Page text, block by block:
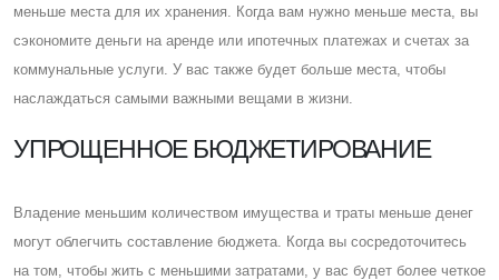
меньше места для их хранения. Когда вам нужно меньше места, вы
сэкономите деньги на аренде или ипотечных платежах и счетах за
коммунальные услуги. У вас также будет больше места, чтобы
наслаждаться самыми важными вещами в жизни.
УПРОЩЕННОЕ БЮДЖЕТИРОВАНИЕ
Владение меньшим количеством имущества и траты меньше денег
могут облегчить составление бюджета. Когда вы сосредоточитесь
на том, чтобы жить с меньшими затратами, у вас будет более четкое